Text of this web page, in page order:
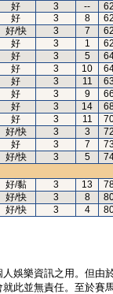
好 3 --
好 3 8
好/快 3 7
好 3 1
好 3 5
好 3 10
好 3 11
好 3 9
好 3 14
好 3 11
好/快 3 3
好 3 7
好/快 3 5
好/黏 3 13
好/快 3 8
好/快 3 4
娛樂資訊之用。但
此並無責任。至於賽